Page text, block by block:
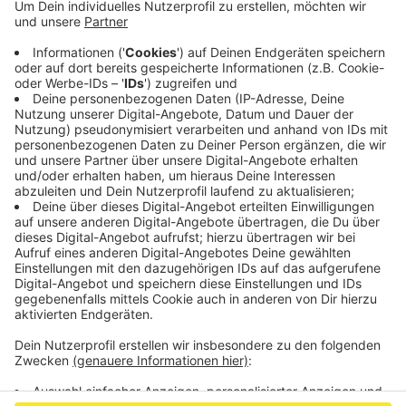
Gewerbegebiet" wahrgenommen. Sie riefen die
Polizei. Die Täter sind vom Tatort geflüchtet.
Innerhalb von zwei Wochen war das schon der
dritte Versuch, den Geldautomaten im Parkhaus zu
sprengen. Die Polizei hat die Ermittlungen
aufgenommen.
Veröffentlicht:Montag, 24.01.2022 13:52
Anzeige
Anzeige